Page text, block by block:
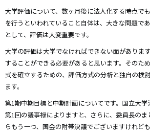
大学評価について、数ヶ月後に法人化する時点で
を行うといわれていること自体は、大きな問題で
として、評価は大変重要です。
大学の評価は大学でなければできない面がありま
することができる必要があると思います。そのた
式を確立するための、評価方式の分析と独自の検
ます。
第1期中期目標と中期計画についてです。国立大
第1回の議事禄によりますと、さらに、委員長の
らもう一つ、国会の附帯決議でございますけれど